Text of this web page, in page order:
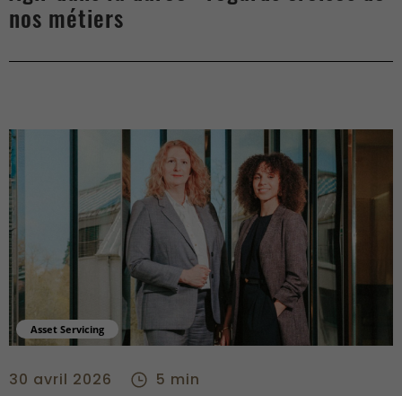
nos métiers
Asset Servicing
30 avril 2026 5 min